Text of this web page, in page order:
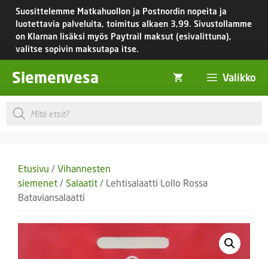
Siirry
sisältöön
Suosittelemme Matkahuollon ja Postnordin nopeita ja
luotettavia palveluita, toimitus alkaen 3,99. Sivustollamme
on Klarnan lisäksi myös Paytrail maksut (esivalittuna),
valitse sopivin maksutapa itse.
Siemenvesa Valikko
Products
search
Etusivu / Vihannesten
siemenet / Salaatit / Lehtisalaatti Lollo Rossa
Bataviansalaatti